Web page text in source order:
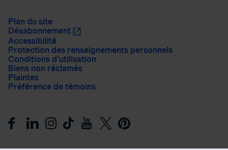
Plan du site
Désabonnement
Accessibilité
Protection des renseignements personnels
Conditions d’utilisation
Biens non réclamés
Plaintes
Préférence de témoins